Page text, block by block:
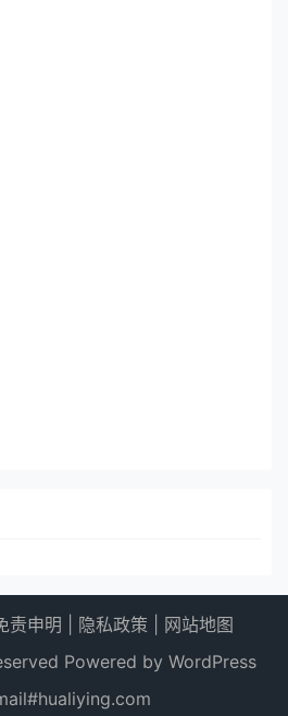
责申明 隐私政策
网站地图
Powered by WordPress